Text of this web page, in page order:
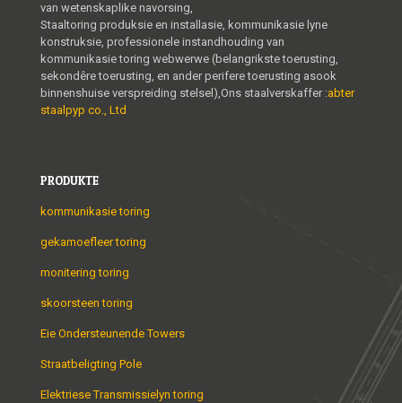
van wetenskaplike navorsing,
Staaltoring produksie en installasie, kommunikasie lyne
konstruksie, professionele instandhouding van
kommunikasie toring webwerwe (belangrikste toerusting,
sekondêre toerusting, en ander perifere toerusting asook
binnenshuise verspreiding stelsel),Ons staalverskaffer :abter
staalpyp co., Ltd
PRODUKTE
kommunikasie toring
gekamoefleer toring
monitering toring
skoorsteen toring
Eie Ondersteunende Towers
Straatbeligting Pole
Elektriese Transmissielyn toring